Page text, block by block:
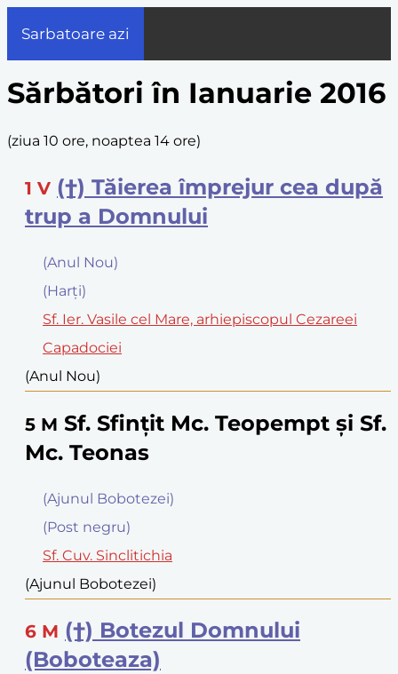
Sarbatoare azi
Sărbători în Ianuarie 2016
(ziua 10 ore, noaptea 14 ore)
1 V (†) Tăierea împrejur cea după
trup a Domnului
(Anul Nou)
(Harţi)
Sf. Ier. Vasile cel Mare, arhiepiscopul Cezareei
Capadociei
(Anul Nou)
5 M Sf. Sfinţit Mc. Teopempt şi Sf.
Mc. Teonas
(Ajunul Bobotezei)
(Post negru)
Sf. Cuv. Sinclitichia
(Ajunul Bobotezei)
6 M (†) Botezul Domnului
(Boboteaza)